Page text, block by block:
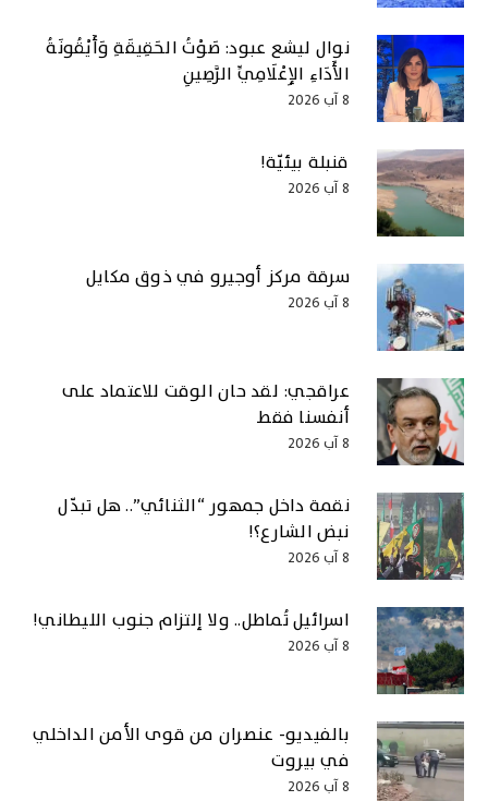
نوال ليشع عبود: صَوْتُ الحَقِيقَةِ وَأَيْقُونَةُ
الأَدَاءِ الإِعْلَامِيِّ الرَّصِينِ
8 آب 2026
قنبلة بيئيّة!
8 آب 2026
سرقة مركز أوجيرو في ذوق مكايل
8 آب 2026
عراقجي: لقد حان الوقت للاعتماد على
أنفسنا فقط
8 آب 2026
نقمة داخل جمهور “الثنائي”.. هل تبدّل
نبض الشارع؟!
8 آب 2026
اسرائيل تُماطل.. ولا إلتزام جنوب الليطاني!
8 آب 2026
بالفيديو- عنصران من قوى الأمن الداخلي
في بيروت
8 آب 2026